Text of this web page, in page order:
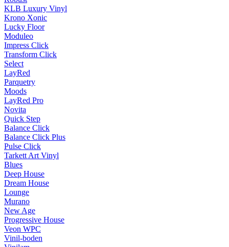
KLB Luxury Vinyl
Krono Xonic
Lucky Floor
Moduleo
Impress Click
Transform Click
Select
LayRed
Parquetry
Moods
LayRed Pro
Novita
Quick Step
Balance Click
Balance Click Plus
Pulse Click
Tarkett Art Vinyl
Blues
Deep House
Dream House
Lounge
Murano
New Age
Progressive House
Veon WPC
Vinil-boden